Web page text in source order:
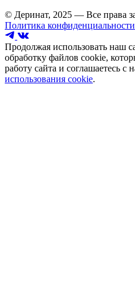
© Деринат, 2025 — Все права
Политика конфиденциальности
Продолжая использовать наш
обработку файлов cookie,
работу сайта и соглашаетесь с
использования cookie.